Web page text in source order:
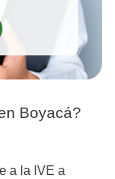
Boyacá?
a la IVE a